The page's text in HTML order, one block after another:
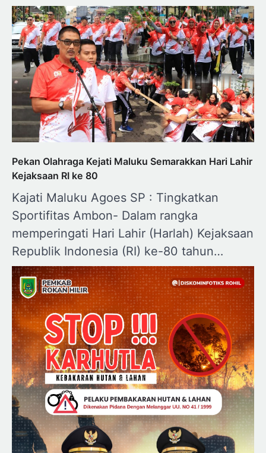
Pekan Olahraga Kejati Maluku Semarakkan Hari Lahir
Kejaksaan RI ke 80
Kajati Maluku Agoes SP : Tingkatkan
Sportifitas Ambon- Dalam rangka
memperingati Hari Lahir (Harlah) Kejaksaan
Republik Indonesia (RI) ke-80 tahun…